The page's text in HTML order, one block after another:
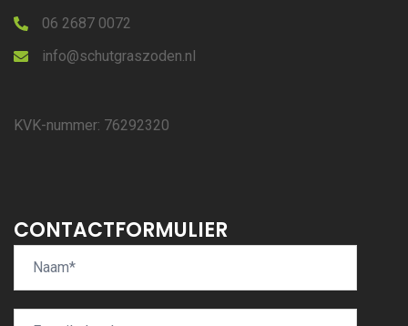
06 2687 0072
info@schutgraszoden.nl
KVK-nummer: 76292320
CONTACTFORMULIER